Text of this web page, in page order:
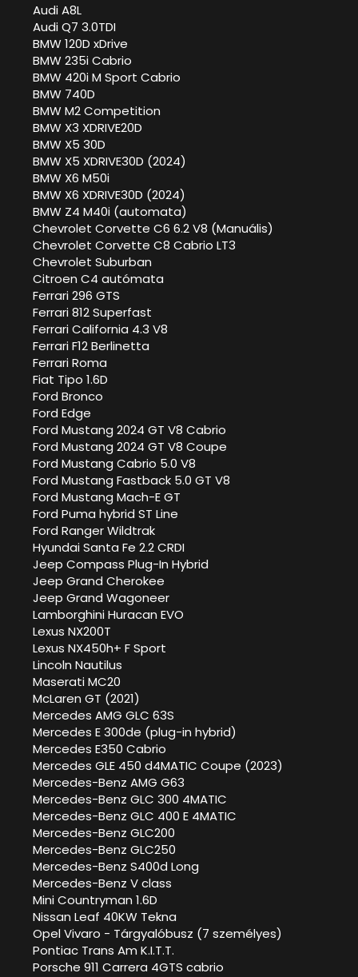
Audi A8L
Audi Q7 3.0TDI
BMW 120D xDrive
BMW 235i Cabrio
BMW 420i M Sport Cabrio
BMW 740D
BMW M2 Competition
BMW X3 XDRIVE20D
BMW X5 30D
BMW X5 XDRIVE30D (2024)
BMW X6 M50i
BMW X6 XDRIVE30D (2024)
BMW Z4 M40i (automata)
Chevrolet Corvette C6 6.2 V8 (Manuális)
Chevrolet Corvette C8 Cabrio LT3
Chevrolet Suburban
Citroen C4 autómata
Ferrari 296 GTS
Ferrari 812 Superfast
Ferrari California 4.3 V8
Ferrari F12 Berlinetta
Ferrari Roma
Fiat Tipo 1.6D
Ford Bronco
Ford Edge
Ford Mustang 2024 GT V8 Cabrio
Ford Mustang 2024 GT V8 Coupe
Ford Mustang Cabrio 5.0 V8
Ford Mustang Fastback 5.0 GT V8
Ford Mustang Mach-E GT
Ford Puma hybrid ST Line
Ford Ranger Wildtrak
Hyundai Santa Fe 2.2 CRDI
Jeep Compass Plug-In Hybrid
Jeep Grand Cherokee
Jeep Grand Wagoneer
Lamborghini Huracan EVO
Lexus NX200T
Lexus NX450h+ F Sport
Lincoln Nautilus
Maserati MC20
McLaren GT (2021)
Mercedes AMG GLC 63S
Mercedes E 300de (plug-in hybrid)
Mercedes E350 Cabrio
Mercedes GLE 450 d4MATIC Coupe (2023)
Mercedes-Benz AMG G63
Mercedes-Benz GLC 300 4MATIC
Mercedes-Benz GLC 400 E 4MATIC
Mercedes-Benz GLC200
Mercedes-Benz GLC250
Mercedes-Benz S400d Long
Mercedes-Benz V class
Mini Countryman 1.6D
Nissan Leaf 40KW Tekna
Opel Vivaro - Tárgyalóbusz (7 személyes)
Pontiac Trans Am K.I.T.T.
Porsche 911 Carrera 4GTS cabrio